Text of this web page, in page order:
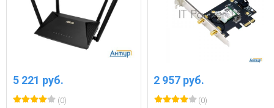
5 221 руб.
(0)
2 957 руб.
(0)